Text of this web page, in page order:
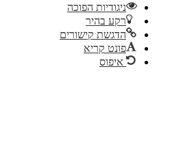
ניגודיות הפוכה
רקע בהיר
הדגשת קישורים
פונט קריא
איפוס